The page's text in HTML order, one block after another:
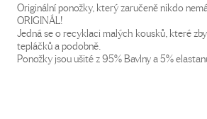
Originální ponožky, který zaručeně nikdo
ORIGINÁL!
Jedná se o recyklaci malých kousků, které
tepláčků a podobně.
Ponožky jsou ušité z 95% Bavlny a 5%